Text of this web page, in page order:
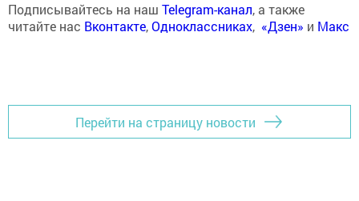
Подписывайтесь на наш Telegram-канал, а также
читайте нас Вконтакте,Одноклассниках, «Дзен» и Макс
Перейти на страницу новости